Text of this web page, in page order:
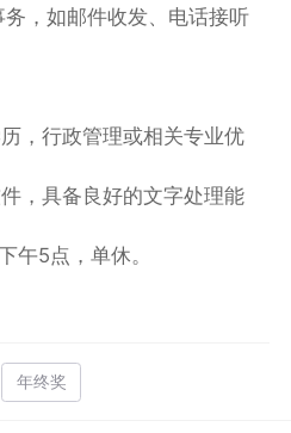
，如邮件收发、电话接听
，行政管理或相关专业优
，具备良好的文字处理能
午5点，单休。
年终奖